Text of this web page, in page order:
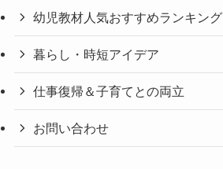
幼児教材人気おすすめランキング
暮らし・時短アイデア
仕事復帰＆子育てとの両立
お問い合わせ